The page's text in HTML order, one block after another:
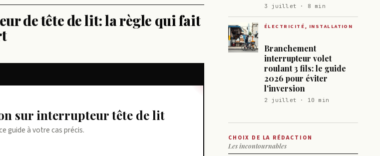
de tête de lit: la règle qui fait
sur interrupteur tête de lit
guide à votre cas précis.
3 juillet · 8 min
ÉLECTRICITÉ, INSTALLATION
Branchement
interrupteur volet
roulant 3 fils: le guide
2026 pour éviter
l'inversion
2 juillet · 10 min
CHOIX DE LA RÉDACTION
Les incontournables